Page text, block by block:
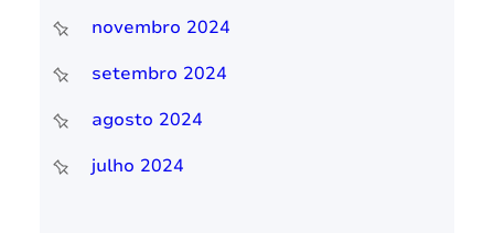
novembro 2024
setembro 2024
agosto 2024
julho 2024